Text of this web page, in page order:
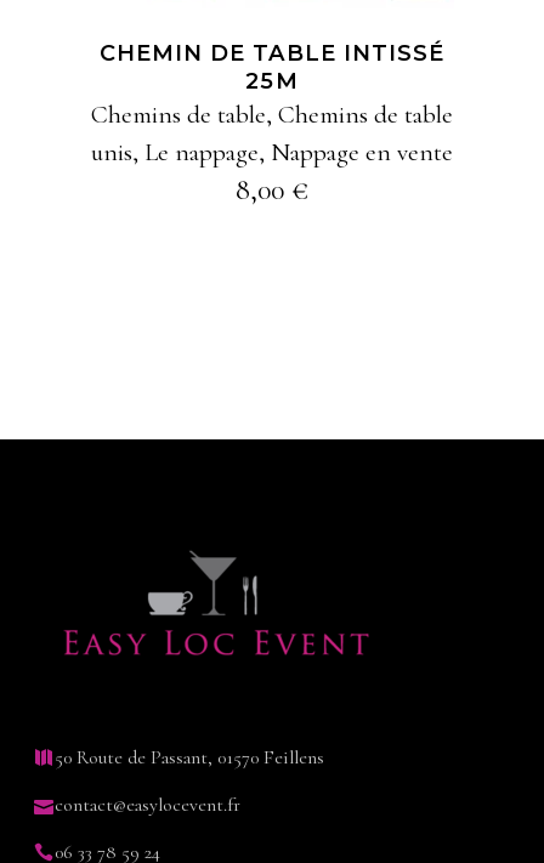
CHEMIN DE TABLE INTISSÉ
25M
Chemins de table, Chemins de table
unis, Le nappage, Nappage en vente
8,00 €
50 Route de Passant, 01570 Feillens
contact@easylocevent.fr
06 33 78 59 24